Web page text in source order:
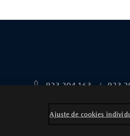
923 204 163 / 923
Ajuste de cookies